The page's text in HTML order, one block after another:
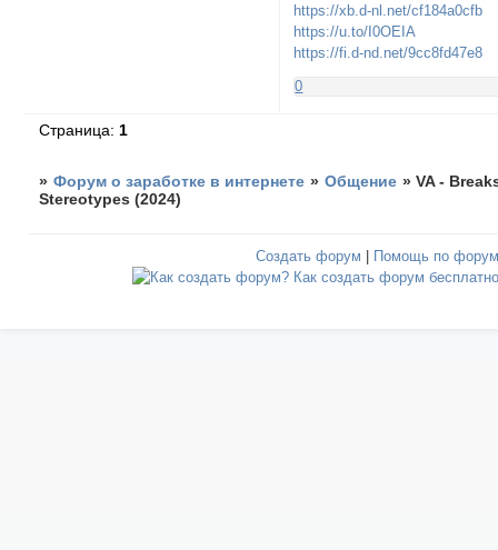
https://xb.d-nl.net/cf184a0cfb
https://u.to/I0OEIA
https://fi.d-nd.net/9cc8fd47e8
0
Страница: 1
» Форум о заработке в интернете » Общение »VA -
Stereotypes (2024)
Создать форум | Помощь по